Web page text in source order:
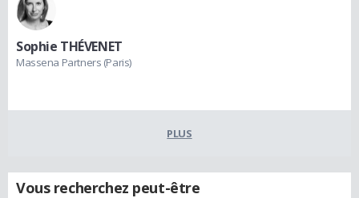
Sophie THÉVENET
Massena Partners (Paris)
PLUS
Vous recherchez peut-être